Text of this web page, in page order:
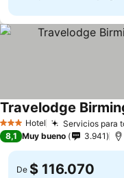
3 Estrellas
Hotel Servicios para
8,1 Muy bueno 3.941
De $ 116.070